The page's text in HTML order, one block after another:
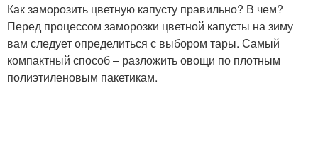
Как заморозить цветную капусту правильно? В чем?
Перед процессом заморозки цветной капусты на зиму
вам следует определиться с выбором тары. Самый
компактный способ – разложить овощи по плотным
полиэтиленовым пакетикам.